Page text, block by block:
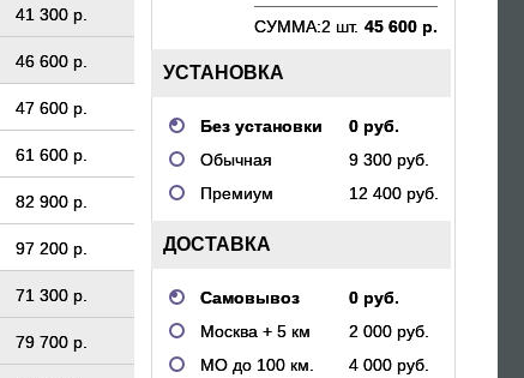
СУММА:2 шт. 45 600 р.
УСТАНОВКА
Без установки
0 руб.
Обычная
9 300 руб.
Премиум
12 400 руб.
ДОСТАВКА
Самовывоз
0 руб.
Москва + 5 км
2 000 руб.
МО до 100 км.
4 000 руб.
41 300 р.
46 600 р.
47 600 р.
61 600 р.
82 900 р.
97 200 р.
71 300 р.
79 700 р.